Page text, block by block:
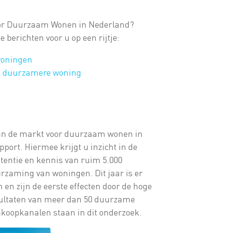
Duurzaam Wonen in Nederland?
berichten voor u op een rijtje:
woning
de markt voor duurzaam wonen in
Hiermee krijgt u inzicht in de
en kennis van ruim 5.000
van woningen. Dit jaar is er
zijn de eerste effecten door de hoge
van meer dan 50 duurzame
staan in dit onderzoek.